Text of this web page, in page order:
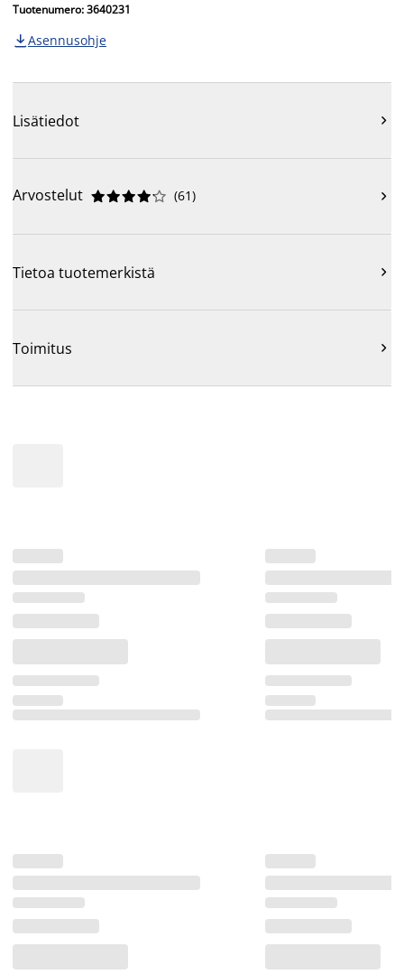
Tuotenumero: 3640231
 Asennusohje
Lisätiedot 
Arvostelut 




 (61) 
Tietoa tuotemerkistä 
Toimitus 